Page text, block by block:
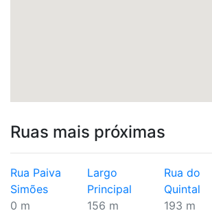
Ruas mais próximas
Rua Paiva
Simões
0 m
Largo
Principal
156 m
Rua do
Quintal
193 m